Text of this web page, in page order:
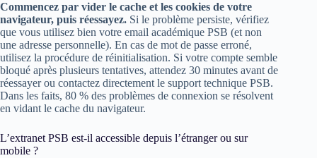
Commencez par vider le cache et les cookies de votre
navigateur, puis réessayez. Si le problème persiste, vérifiez
que vous utilisez bien votre email académique PSB (et non
une adresse personnelle). En cas de mot de passe erroné,
utilisez la procédure de réinitialisation. Si votre compte semble
bloqué après plusieurs tentatives, attendez 30 minutes avant de
réessayer ou contactez directement le support technique PSB.
Dans les faits, 80 % des problèmes de connexion se résolvent
en vidant le cache du navigateur.
L’extranet PSB est-il accessible depuis l’étranger ou sur
mobile ?